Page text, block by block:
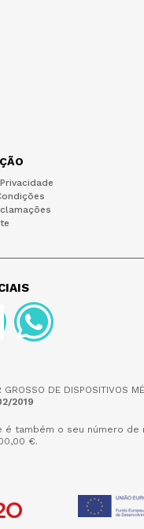
DE DISPOSITIVOS
2019
é também o seu número
€.